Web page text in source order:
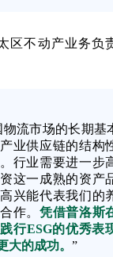
区不动产业务负
流市场的长期基
业供应链的结构
行业需要进一步
这一成熟的资产
兴能代表我们的
作。 凭借普洛斯
行ESG的优秀表
大的成功。 ”